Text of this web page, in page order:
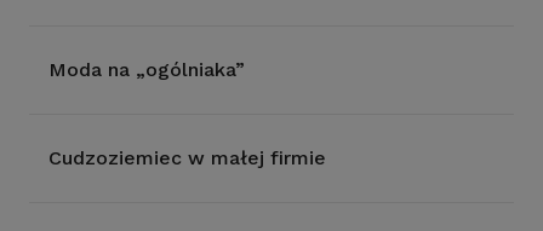
Moda na „ogólniaka”
Cudzoziemiec w małej firmie